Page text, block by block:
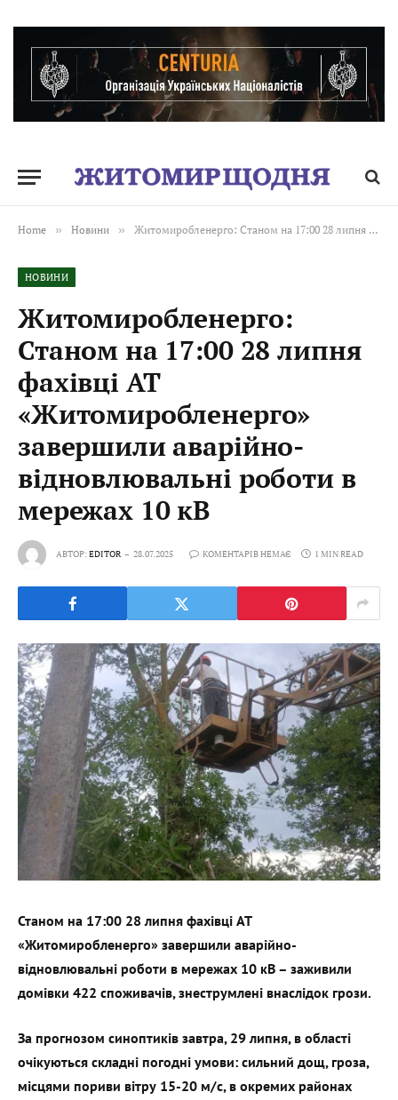
Home » Новини » Житомиробленерго: Станом на 17:00 28 липня фахівці АТ «Житомиробленерго» завершили аварійно-відновлювальні роботи в мережах 10 кВ
НОВИНИ
Житомиробленерго:
Станом на 17:00 28 липня
фахівці АТ
«Житомиробленерго»
завершили аварійно-
відновлювальні роботи в
мережах 10 кВ
АВТОР:EDITOR 28.07.2025 КОМЕНТАРІВ НЕМАЄ 1 MIN READ
Станом на 17:00 28 липня фахівці АТ
«Житомиробленерго» завершили аварійно-
відновлювальні роботи в мережах 10 кВ – заживили
домівки 422 споживачів, знеструмлені внаслідок грози.
За прогнозом синоптиків завтра, 29 липня, в області
очікуються складні погодні умови: сильний дощ, гроза,
місцями пориви вітру 15-20 м/с, в окремих районах